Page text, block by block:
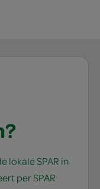
lokale SPAR in
per SPAR